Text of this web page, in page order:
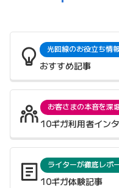
光回線のお役立ち情
おすすめ記事
お客さまの本音を深
10ギガ利用者イン
ライターが徹底レポ
10ギガ体験記事